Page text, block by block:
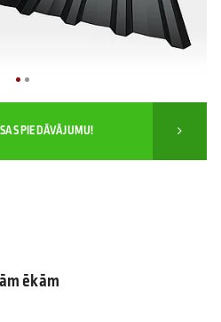
PIEDĀVĀJUMU!
ēkām